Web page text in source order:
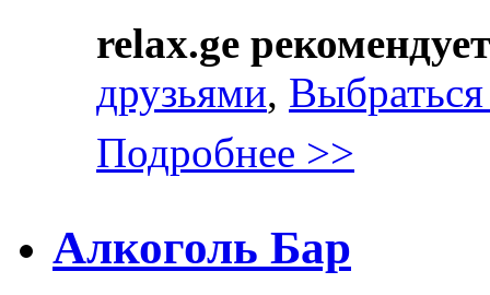
relax.ge рекомендует
друзьями, Выбраться
Подробнее >>
Алкоголь Бар